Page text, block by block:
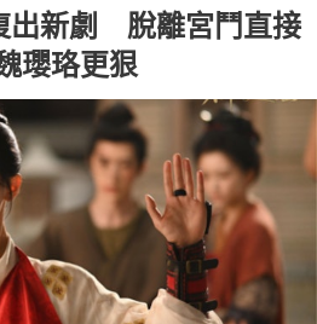
出新劇 脫離宮鬥直接
瓔珞更狠